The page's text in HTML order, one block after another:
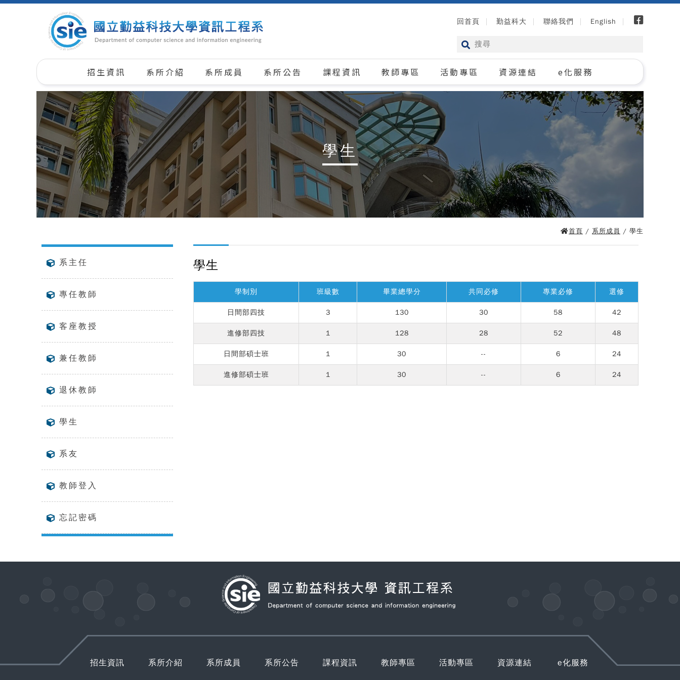
回首頁 勤益科大 聯絡我們 English
招生資訊 系所介紹 系所成員 系所公告 課程資訊 教師專區 活動專區 資源連結 e化服務
學生
首頁 / 系所成員 / 學生
系主任
專任教師
客座教授
兼任教師
退休教師
學生
系友
教師登入
忘記密碼
學生
學制別 班級數 畢業總學分 共同必修 專業必修 選修
日間部四技 3 130 30 58 42
進修部四技 1 128 28 52 48
日間部碩士班 1 30 -- 6 24
進修部碩士班 1 30 -- 6 24
招生資訊 系所介紹 系所成員 系所公告 課程資訊 教師專區 活動專區 資源連結 e化服務